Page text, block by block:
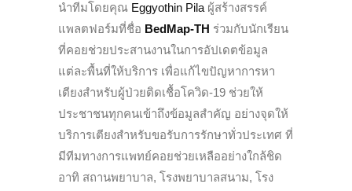
นำทีมโดยคุณ Eggyothin Pila ผู้สร้างสรรค์
แพลตฟอร์มที่ชื่อ BedMap-TH ร่วมกับนักเรียน
ที่คอยช่วยประสานงานในการอัปเดตข้อมูล
แต่ละพื้นที่ให้บริการ เพื่อแก้ไขปัญหาการหา
เตียงสำหรับผู้ป่วยติดเชื้อโควิด-19 ช่วยให้
ประชาชนทุกคนเข้าถึงข้อมูลสำคัญ อย่างจุดให้
บริการเตียงสำหรับขอรับการรักษาทั่วประเทศ ที่
มีทีมทางการแพทย์คอยช่วยเหลืออย่างใกล้ชิด
อาทิ สถานพยาบาล, โรงพยาบาลสนาม, โรง